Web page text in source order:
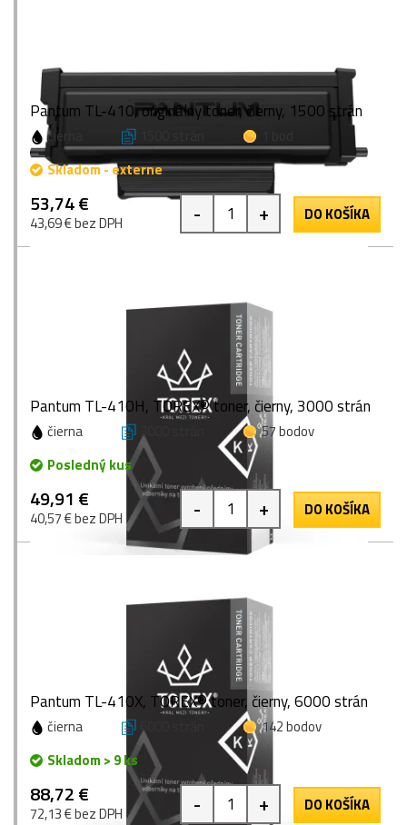
Pantum TL-410, originálny toner, čierny, 1500 strán
čierna
Skladom - externe
53,74 €
43,69 € bez DPH - + DO KOŠÍKA
Pantum TL-410H, TOREX® toner, čierny, 3000 strán
čierna 3000 strán
57 bodov
Posledný kus
49,91 €
40,57 € bez DPH - + DO KOŠÍKA
Pantum TL-410X, TOREX® toner, čierny, 6000 strán
čierna 6000 strán
142 bodov
Skladom > 9 ks
88,72 €
72,13 € bez DPH - + DO KOŠÍKA